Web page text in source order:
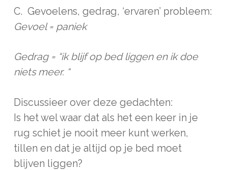
C. Gevoelens, gedrag, ‘ervaren’ probleem:
Gevoel = paniek
Gedrag = “ik blijf op bed liggen en ik doe
niets meer. “
Discussieer over deze gedachten:
Is het wel waar dat als het een keer in je
rug schiet je nooit meer kunt werken,
tillen en dat je altijd op je bed moet
blijven liggen?